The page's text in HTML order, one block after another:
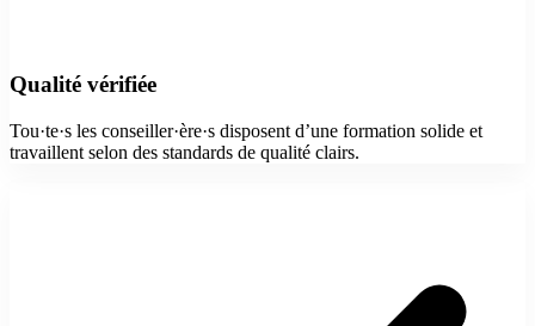
Qualité vérifiée
Tou·te·s les conseiller·ère·s disposent d’une formation solide et
travaillent selon des standards de qualité clairs.